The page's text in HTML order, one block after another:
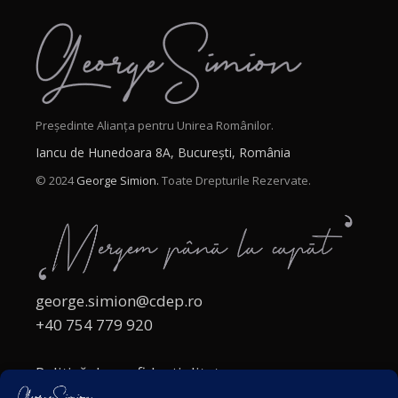
Președinte Alianța pentru Unirea Românilor.
Iancu de Hunedoara 8A, București, România
© 2024George Simion. Toate Drepturile Rezervate.
george.simion@cdep.ro
+40 754 779 920
Politică de confidențialitate